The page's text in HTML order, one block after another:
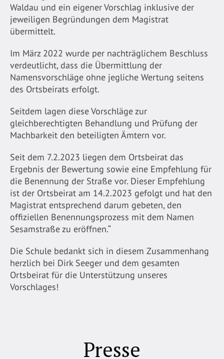
Waldau und ein eigener Vorschlag inklusive der
jeweiligen Begründungen dem Magistrat
übermittelt.
Im März 2022 wurde per nachträglichem Beschluss
verdeutlicht, dass die Übermittlung der
Namensvorschläge ohne jegliche Wertung seitens
des Ortsbeirats erfolgt.
Seitdem lagen diese Vorschläge zur
gleichberechtigten Behandlung und Prüfung der
Machbarkeit den beteiligten Ämtern vor.
Seit dem 7.2.2023 liegen dem Ortsbeirat das
Ergebnis der Bewertung sowie eine Empfehlung für
die Benennung der Straße vor. Dieser Empfehlung
ist der Ortsbeirat am 14.2.2023 gefolgt und hat den
Magistrat entsprechend darum gebeten, den
offiziellen Benennungsprozess mit dem Namen
Sesamstraße zu eröffnen.“
Die Schule bedankt sich in diesem Zusammenhang
herzlich bei Dirk Seeger und dem gesamten
Ortsbeirat für die Unterstützung unseres
Vorschlages!
Presse